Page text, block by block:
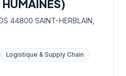
HUMAINES)
44800 SAINT-HERBLAIN,
Logistique & Supply Chain